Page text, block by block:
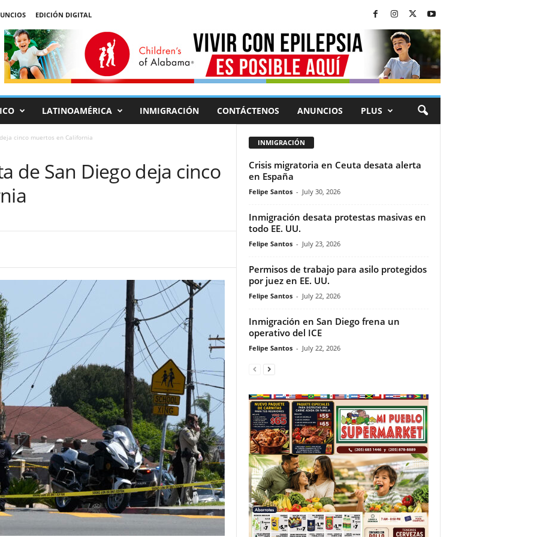
EDICIÓN DIGITAL
LATINOAMÉRICA INMIGRACIÓN CONTÁCTENOS ANUNCIOS PLUS
cinco muertos en California
de San Diego deja cinco
INMIGRACIÓN
Crisis migratoria en Ceuta desata alerta
en España
Felipe Santos - July 30, 2026
Inmigración desata protestas masivas en
todo EE. UU.
Felipe Santos - July 23, 2026
Permisos de trabajo para asilo protegidos
por juez en EE. UU.
Felipe Santos - July 22, 2026
Inmigración en San Diego frena un
operativo del ICE
Felipe Santos - July 22, 2026